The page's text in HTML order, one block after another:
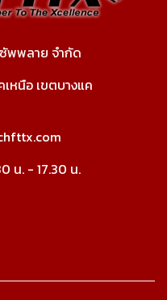
พพลาย จำกัด
หนือ เขตบางแค
น. - 17.30 น.